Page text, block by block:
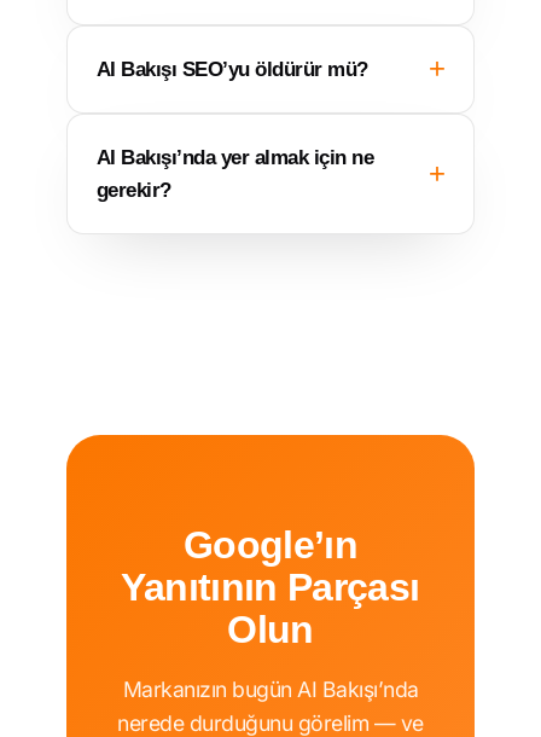
AI Bakışı SEO’yu öldürür mü?
AI Bakışı’nda yer almak için ne
gerekir?
Google’ın
Yanıtının Parçası
Olun
Markanızın bugün AI Bakışı’nda
nerede durduğunu görelim — ve